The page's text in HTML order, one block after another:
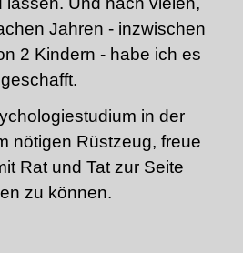
Jahren - inzwischen
2 Kindern - habe ich es
geschafft.
in der
nötigen Rüstzeug, freue
Rat und Tat zur Seite
zu können.